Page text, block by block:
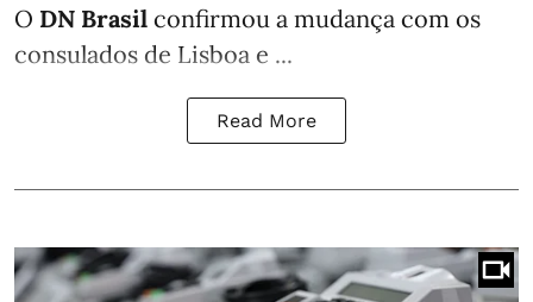
O DN Brasil confirmou a mudança com os
consulados de Lisboa e ...
Read More